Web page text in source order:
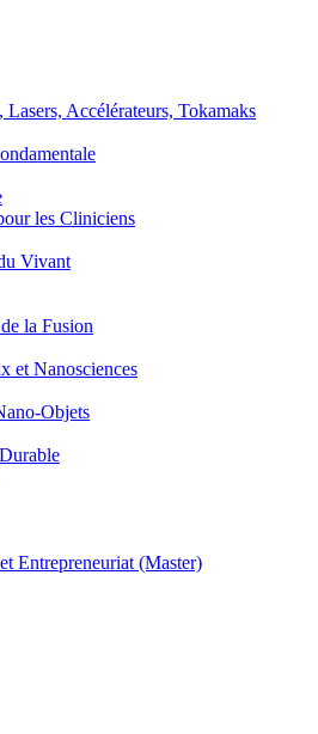
Accélérateurs, Tokamaks
les Cliniciens
Vivant
la Fusion
et Nanosciences
Objets
Entrepreneuriat (Master)